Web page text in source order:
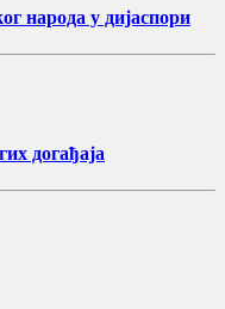
народа у дијаспори
догађаја